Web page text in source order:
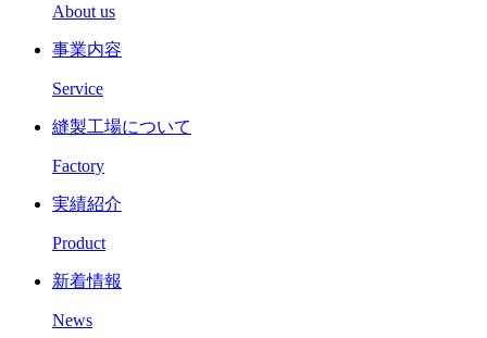
About us
事業内容
Service
縫製工場について
Factory
実績紹介
Product
新着情報
News